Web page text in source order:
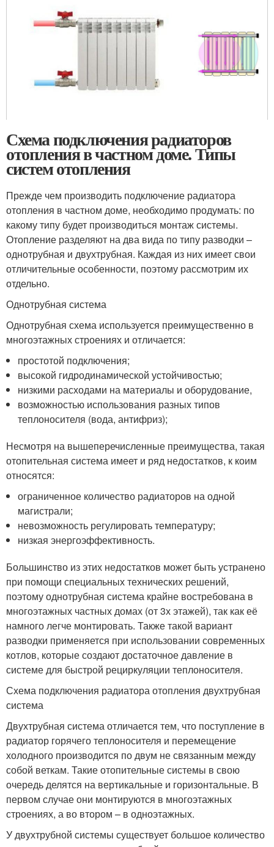
Схема подключения радиаторов
отопления в частном доме. Типы
систем отопления
Прежде чем производить подключение радиатора
отопления в частном доме, необходимо продумать: по
какому типу будет производиться монтаж системы.
Отопление разделяют на два вида по типу разводки –
однотрубная и двухтрубная. Каждая из них имеет свои
отличительные особенности, поэтому рассмотрим их
отдельно.
Однотрубная система
Однотрубная схема используется преимущественно в
многоэтажных строениях и отличается:
простотой подключения;
высокой гидродинамической устойчивостью;
низкими расходами на материалы и оборудование,
возможностью использования разных типов
теплоносителя (вода, антифриз);
Несмотря на вышеперечисленные преимущества, такая
отопительная система имеет и ряд недостатков, к коим
относятся:
ограниченное количество радиаторов на одной
магистрали;
невозможность регулировать температуру;
низкая энергоэффективность.
Большинство из этих недостатков может быть устранено
при помощи специальных технических решений,
поэтому однотрубная система крайне востребована в
многоэтажных частных домах (от 3х этажей), так как её
намного легче монтировать. Также такой вариант
разводки применяется при использовании современных
котлов, которые создают достаточное давление в
системе для быстрой рециркуляции теплоносителя.
Схема подключения радиатора отопления двухтрубная
система
Двухтрубная система отличается тем, что поступление в
радиатор горячего теплоносителя и перемещение
холодного производится по двум не связанным между
собой веткам. Такие отопительные системы в свою
очередь делятся на вертикальные и горизонтальные. В
первом случае они монтируются в многоэтажных
строениях, а во втором – в одноэтажных.
У двухтрубной системы существует большое количество